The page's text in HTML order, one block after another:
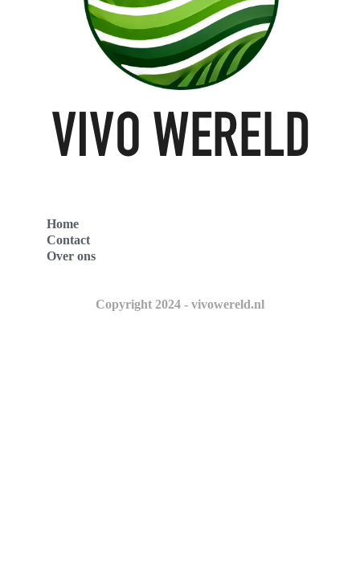
Home
Contact
Over ons
Copyright 2024 - vivowereld.nl